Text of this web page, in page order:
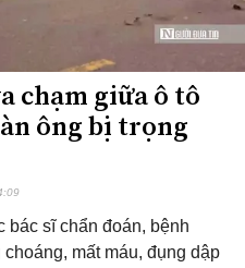
chạm giữa ô tô
ông bị trọng
bác sĩ chẩn đoán, bệnh
mất máu, đụng dập